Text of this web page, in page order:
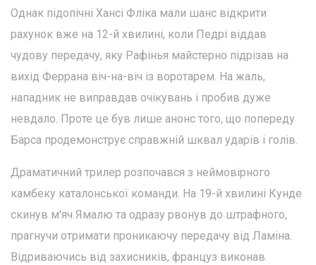
Однак підопічні Хансі Фліка мали шанс відкрити
рахунок вже на 12-й хвилині, коли Педрі віддав
чудову передачу, яку Рафінья майстерно підрізав на
вихід Феррана віч-на-віч із воротарем. На жаль,
нападник не виправдав очікувань і пробив дуже
невдало. Проте це був лише анонс того, що попереду
Барса продемонструє справжній шквал ударів і голів.
Драматичний трилер розпочався з неймовірного
камбеку каталонської команди. На 19-й хвилині Кунде
скинув м'яч Ямалю та одразу рвонув до штрафного,
прагнучи отримати проникаючу передачу від Ламіна.
Відриваючись від захисників, француз виконав